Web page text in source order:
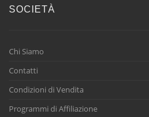
SOCIETÀ
Chi Siamo
Contatti
Condizioni di Vendita
Programmi di Affiliazione